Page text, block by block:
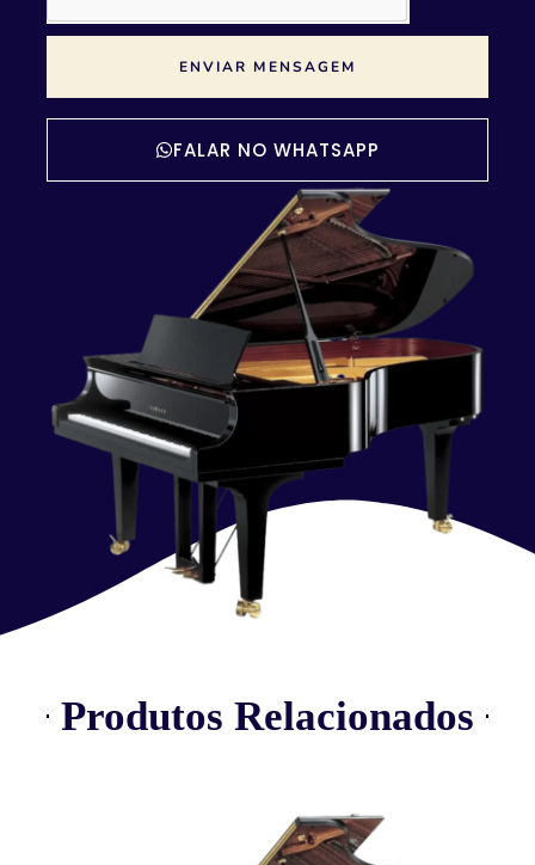
ENVIAR MENSAGEM
FALAR NO WHATSAPP
Produtos Relacionados